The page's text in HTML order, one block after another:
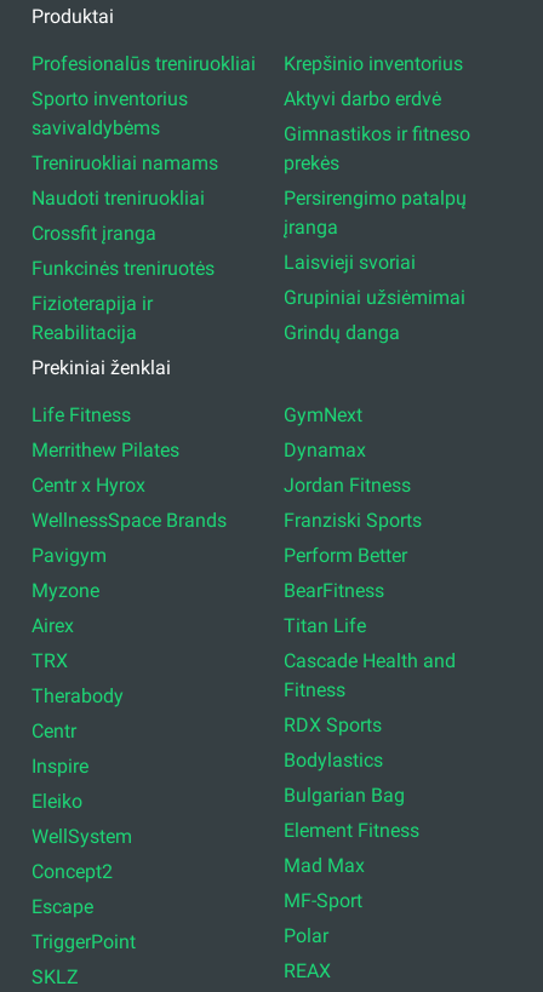
Produktai
Profesionalūs treniruokliai
Sporto inventorius
savivaldybėms
Treniruokliai namams
Naudoti treniruokliai
Crossfit įranga
Funkcinės treniruotės
Fizioterapija ir
Reabilitacija
Krepšinio inventorius
Aktyvi darbo erdvė
Gimnastikos ir fitneso
prekės
Persirengimo patalpų
įranga
Laisvieji svoriai
Grupiniai užsiėmimai
Grindų danga
Prekiniai ženklai
Life Fitness
Merrithew Pilates
Centr x Hyrox
WellnessSpace Brands
Pavigym
Myzone
Airex
TRX
Therabody
Centr
Inspire
Eleiko
WellSystem
Concept2
Escape
TriggerPoint
SKLZ
GymNext
Dynamax
Jordan Fitness
Franziski Sports
Perform Better
BearFitness
Titan Life
Cascade Health and
Fitness
RDX Sports
Bodylastics
Bulgarian Bag
Element Fitness
Mad Max
MF-Sport
Polar
REAX